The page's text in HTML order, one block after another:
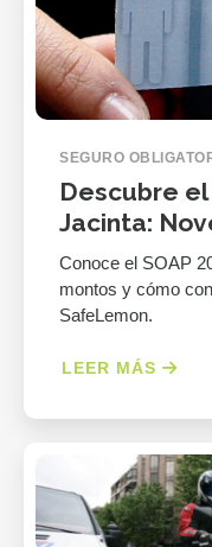
SEGURO
Descubre el
Jacinta:
Conoce el SOAP
montos y cómo
SafeLemon.
LEER MÁS